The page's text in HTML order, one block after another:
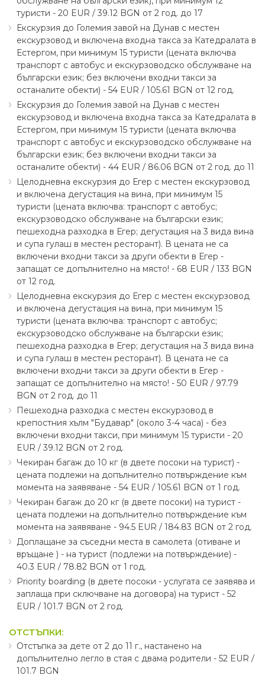
туристи - 20 EUR ∕ 39.12 BGN от 2 год. до 17
Екскурзия до Големия завой на Дунав с местен
екскурзовод и включена входна такса за Катедралата в
Естергом, при минимум 15 туристи (цената включва
транспорт с автобус и екскурзоводско обслужване на
български език; без включени входни такси за
останалите обекти) - 54 EUR ∕ 105.61 BGN от 12 год.
Екскурзия до Големия завой на Дунав с местен
екскурзовод и включена входна такса за Катедралата в
Естергом, при минимум 15 туристи (цената включва
транспорт с автобус и екскурзоводско обслужване на
български език; без включени входни такси за
останалите обекти) - 44 EUR ∕ 86.06 BGN от 2 год. до 11
Целодневна екскурзия до Егер с местен екскурзовод
и включена дегустация на вина, при минимум 15
туристи (цената включва: транспорт с автобус;
екскурзоводско обслужване на български език;
пешеходна разходка в Егер; дегустация на 3 вида вина
и супа гулаш в местен ресторант). В цената не са
включени входни такси за други обекти в Егер -
запащат се допълнително на място! - 68 EUR ∕ 133 BGN
от 12 год.
Целодневна екскурзия до Егер с местен екскурзовод
и включена дегустация на вина, при минимум 15
туристи (цената включва: транспорт с автобус;
екскурзоводско обслужване на български език;
пешеходна разходка в Егер; дегустация на 3 вида вина
и супа гулаш в местен ресторант). В цената не са
включени входни такси за други обекти в Егер -
запащат се допълнително на място! - 50 EUR ∕ 97.79
BGN от 2 год. до 11
Пешеходна разходка с местен екскурзовод в
крепостния хълм "Будавар" (около 3-4 часа) - без
включени входни такси, при минимум 15 туристи - 20
EUR ∕ 39.12 BGN от 2 год.
Чекиран багаж до 10 кг (в двете посоки на турист) -
цената подлежи на допълнително потвърждение към
момента на заявяване - 54 EUR ∕ 105.61 BGN от 1 год.
Чекиран багаж до 20 кг (в двете посоки) на турист -
цената подлежи на допълнително потвърждение към
момента на заявяване - 94.5 EUR ∕ 184.83 BGN от 2 год.
Доплащане за съседни места в самолета (отиване и
връщане ) - на турист (подлежи на потвърждение) -
40.3 EUR ∕ 78.82 BGN от 1 год.
Priority boarding (в двете посоки - услугата се заявява и
заплаща при сключване на договора) на турист - 52
EUR ∕ 101.7 BGN от 2 год.
ОТСТЪПКИ:
Отстъпка за дете от 2 до 11 г., настанено на
допълнително легло в стая с двама родители - 52 EUR ∕
101.7 BGN